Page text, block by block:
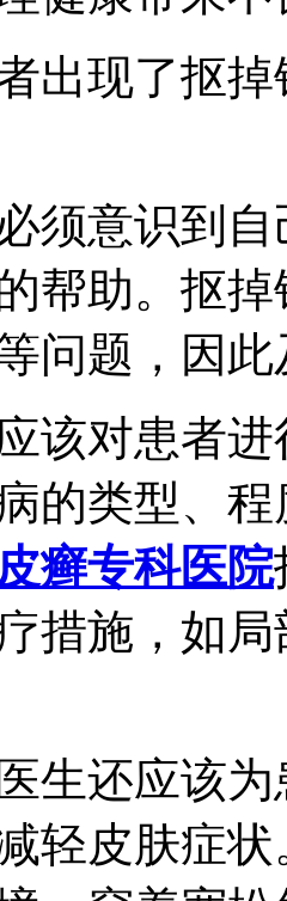
出现了抠
须意识到
帮助。抠
问题，因
该对患者
的类型、
癣专科医院
措施，如
生还应该
轻皮肤症